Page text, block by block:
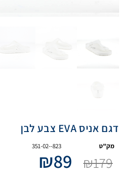
דגם אניס EVA צבע לבן
מק"ט 351-02--823
₪179
₪89